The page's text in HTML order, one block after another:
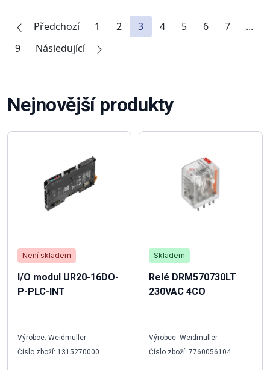
Předchozí 1 2 3 4 5 6 7
...
9
Následující
Nejnovější produkty
Není skladem
I/O modul UR20-16DO-
P-PLC-INT
Výrobce: Weidmüller
Číslo zboží: 1315270000
Skladem
Relé DRM570730LT
230VAC 4CO
Výrobce: Weidmüller
Číslo zboží: 7760056104